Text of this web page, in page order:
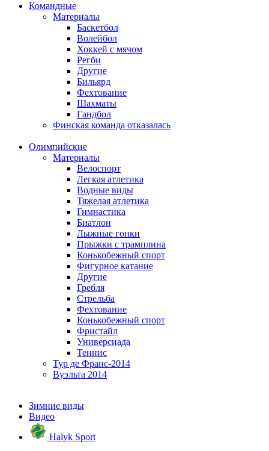
Командные
Материалы
Баскетбол
Волейбол
Хоккей с мячом
Регби
Другие
Бильярд
Фехтование
Шахматы
Гандбол
Финская команда отказалась
Олимпийские
Материалы
Велоспорт
Легкая атлетика
Водные виды
Тяжелая атлетика
Гимнастика
Биатлон
Лыжные гонки
Прыжки с трамплина
Конькобежный спорт
Фигурное катание
Другие
Гребля
Стрельба
Фехтование
Конькобежный спорт
Фристайл
Универсиада
Теннис
Тур де Франс-2014
Вуэльта 2014
Зимние виды
Видео
Halyk Sport